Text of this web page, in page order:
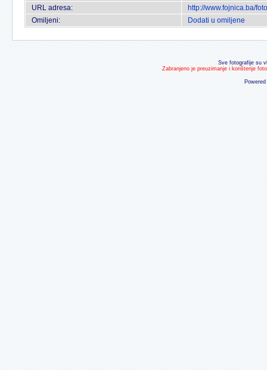
URL adresa:
http://www.fojnica.ba/
Omiljeni:
Dodati u omiljene
Sve fotografije su
Zabranjeno je preuzimanje i korištenje